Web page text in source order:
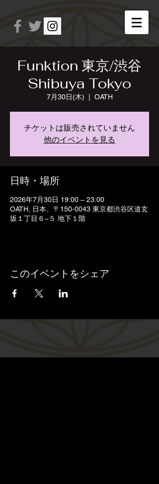
Funktion 東京/渋谷
Shibuya Tokyo
7月30日(木) OATH
チケットは販売されていません
他のイベントを見る
日時・場所
2026年7月30日 19:00 – 23:00
OATH, 日本、〒150-0043 東京都渋谷区道玄
坂１丁目６−５ 地下１階
このイベントをシェア